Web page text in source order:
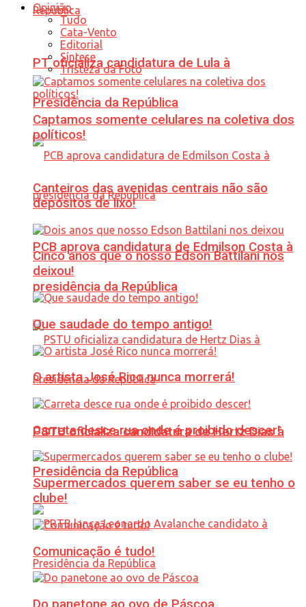
PT oficializa candidatura de Lula à
Presidência da República
PCB aprova candidatura de Edmilson Costa à
presidência da República
PSTU oficializa candidatura de Hertz Dias à
Presidência da República
Opinião
Tudo
Cata-Vento
Editorial
Síntese
Tristeza da Foto
Captamos somente celulares na coletiva dos
políticos!
Canteiros das avenidas centrais não são
depósitos de lixo!
Cinco anos que o nosso Edson Battilani nos
deixou!
Que saudade do tempo antigo!
O artista José Rico nunca morrerá!
Carreta desce rua onde é proibido descer!
Supermercados querem saber se eu tenho o
clube!
Comunicação é tudo!